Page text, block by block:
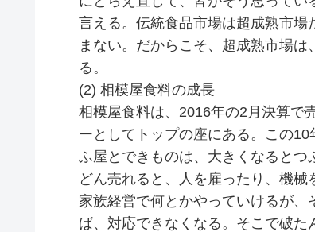
言える。伝統食品市場は超成熟市場
まない。だからこそ、超成熟市場
る。
(2) 相模屋食料の成長
相模屋食料は、2016年の2月決算で
ーとしてトップの座にある。この
ふ屋とできものは、大きくなると
どん売れると、人を雇ったり、機械
家族経営で何とかやっていけるが
ば、対応できなくなる。そこで破